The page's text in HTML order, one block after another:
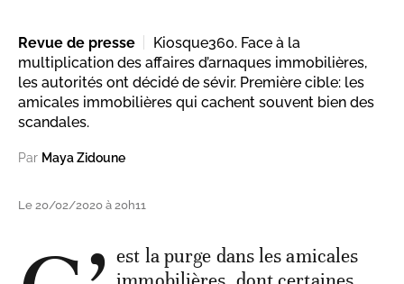
Revue de presse
Kiosque360. Face à la
multiplication des affaires d’arnaques immobilières,
les autorités ont décidé de sévir. Première cible: les
amicales immobilières qui cachent souvent bien des
scandales.
Par Maya Zidoune
Le 20/02/2020 à 20h11
est la purge dans les amicales